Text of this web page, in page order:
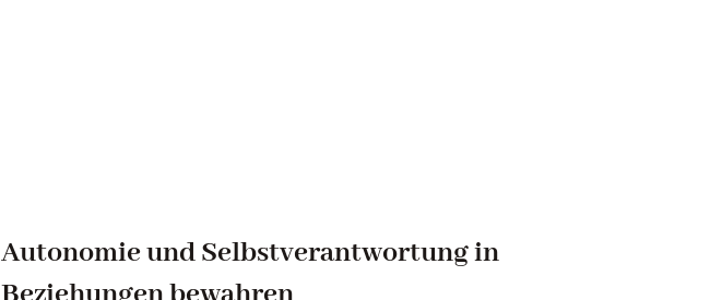
Autonomie und Selbstverantwortung in